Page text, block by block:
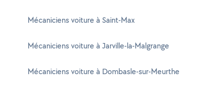
Mécaniciens voiture à Saint-Max
Mécaniciens voiture à Jarville-la-Malgrange
Mécaniciens voiture à Dombasle-sur-Meurthe